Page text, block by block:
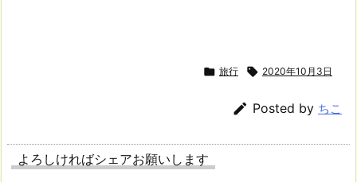
 旅行  2020年10月3日
 Posted by ちこ
よろしければシェアお願いします